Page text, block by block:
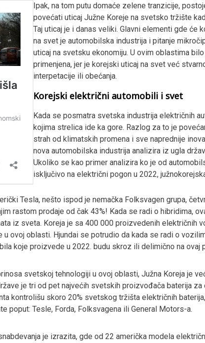
Ipak, na tom putu domaće zelene tranzicije,
povećati uticaj Južne Koreje na svetsko tržište
Taj uticaj je i danas veliki. Glavni elementi gde
na svet je automobilska industrija i pitanje
uticaj na svetsku ekonomiju. U ovim oblastima
primenjena, jer je korejski uticaj na svet već
interpetacije ili obećanja.
Korejski električni automobili i svet
Kada se posmatra svetska industrija električnih
kojima strelica ide ka gore. Razlog za to je
strah od klimatskih promena i sve naprednije
nova automobilska industrija analizira iz ugla
Ukoliko se kao primer analizira ko je od
isključivo na električni pogon u 2022,
Tesla, nešto ispod je nemačka Folksvagen grupa,
rastom prodaje od čak 43%! Kada se radi o hibridima,
iz sveta. Koreja je sa 400 000 proizvedenih električnih
ovoj oblasti. Hjundai se potrudio da kada se radi o
koje proizvede u 2022. budu skroz ili delimično na ovaj
svetskoj tehnologiji u ovoj oblasti, Južna Koreja je
je tri od pet najvećih svetskih proizvođača baterija
kontrolišu skoro 20% svetskog tržišta električnih
poput: Tesle, Forda, Folksvagena ili General Motors-a.
je izrazita, gde od 22 američka modela